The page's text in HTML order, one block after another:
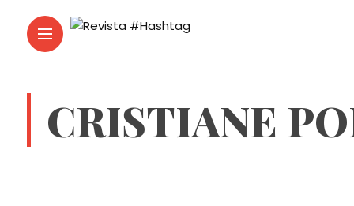
CRISTIANE